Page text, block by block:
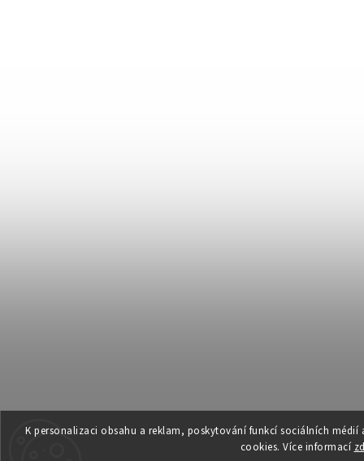
K personalizaci obsahu a reklam, poskytování funkcí sociálních
cookies. Více informací